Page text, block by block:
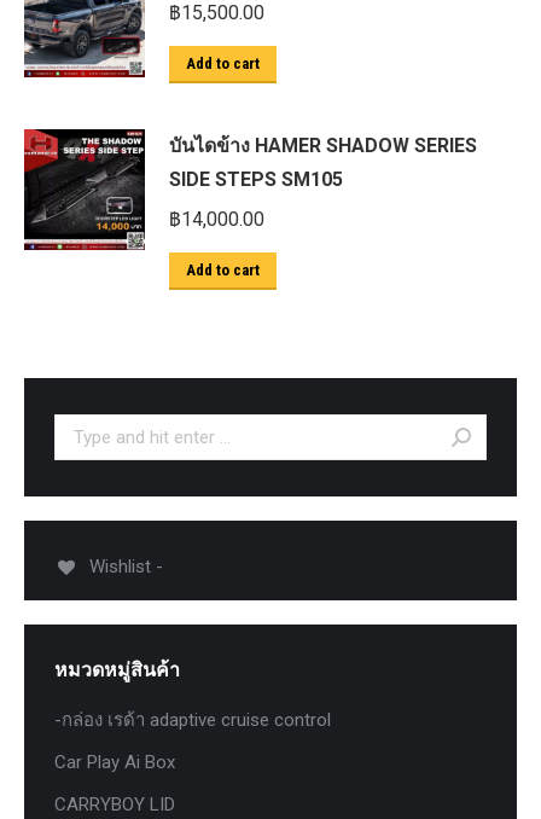
฿15,500.00
Add to cart
บันไดข้าง HAMER SHADOW SERIES
SIDE STEPS SM105
฿14,000.00
Add to cart
Search:
Wishlist -
หมวดหมู่สินค้า
-กล่อง เรด้า adaptive cruise control
Car Play Ai Box
CARRYBOY LID